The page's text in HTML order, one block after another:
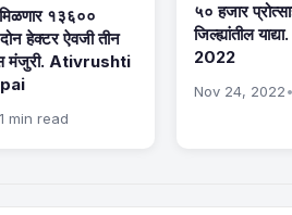
मिळणार १३६००
हेक्टर ऐवजी तीन
मंजुरी. Ativrushti
1 min read
५० हजार
जिल्ह्यांतील
2022
Nov 24, 2022